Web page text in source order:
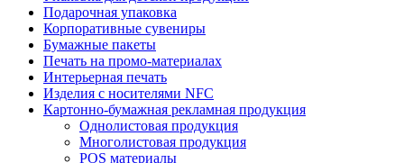
Подарочная упаковка
Корпоративные сувениры
Бумажные пакеты
Печать на промо-материалах
Интерьерная печать
Изделия с носителями NFC
Картонно-бумажная рекламная продукция
Однолистовая продукция
Многолистовая продукция
POS материалы